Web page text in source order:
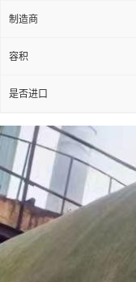
制造商
容积
是否进口